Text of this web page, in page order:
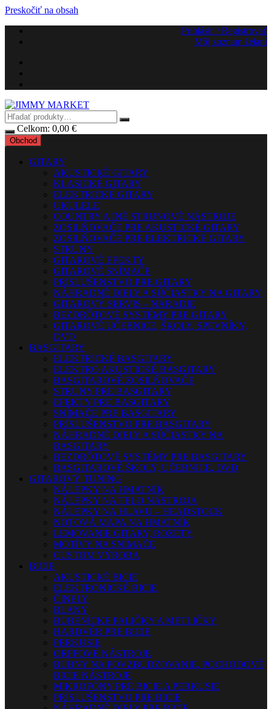
Preskočiť na obsah
Prihlásiť / Registrovať
Môj zoznam želaní
Celkom: 0,00 €
Obchod
GITARY
AKUSTICKÉ GITARY
KLASICKÉ GITARY
ELEKTRICKÉ GITARY
UKULELE
COUNTRY A INÉ STRUNOVÉ NÁSTROJE
ZOSILŇOVAČE PRE AKUSTICKÉ GITARY
ZOSILŇOVAČE PRE ELEKTRICKÉ GITARY
STRUNY
GITAROVÉ EFEKTY
GITAROVÉ SNÍMAČE
PRÍSLUŠENSTVO PRE GITARY
NÁHRADNÉ DIELY A SÚČIASTKY NA GITARY
GITAROVÝ SERVIS – NÁRADIE
BEZDRÔTOVÉ SYSTÉMY PRE GITARY
GITAROVÉ UČEBNICE, ŠKOLY, SPEVNÍKY,
DVD
BASGITARY
ELEKTRICKÉ BASGITARY
ELEKTRO AKUSTICKÉ BASGITARY
BASGITAROVÉ ZOSILŇOVAČE
STRUNY PRE BASGITARY
EFEKTY PRE BASGITARY
SNÍMAČE PRE BASGITARY
PRÍSLUŠENSTVO PRE BASGITARY
NÁHRADNÉ DIELY A SÚČIASTKY NA
BASGITARY
BEZDRÔTOVÉ SYSTÉMY PRE BASGITARY
BASGITAROVÉ ŠKOLY, UČEBNICE, DVD
GITAROVÝ TUNING
NÁLEPKY NA HMATNÍK
NÁLEPKY NA TELO NÁSTROJA
NÁLEPKY NA HLAVU – HEADSTOCK
NOTOVÁ MAPA NA HMATNÍK
LEMOVANIE GITARY, ROZETY
MOTÍVY NA SNÍMAČE
CUSTOM VÝROBA
BICIE
AKUSTICKÉ BICIE
ELEKTRONICKÉ BICIE
ČINELY
BLANY
BUBENÍCKE PALIČKY A METLIČKY
HARDVÉR PRE BICIE
PERKUSIE
ORFFOVÉ NÁSTROJE
BUBNY NA POVZBUDZOVANIE, POCHODOVÉ
BICIE NÁSTROJE
MIKROFÓNY PRE BICIE A PERKUSIE
PRÍSLUŠENSTVO PRE BICIE